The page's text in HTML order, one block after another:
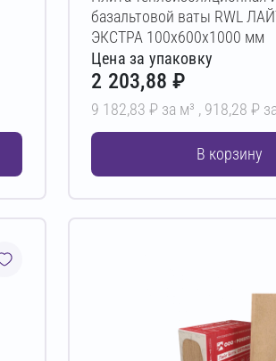
базальтовой ваты RWL
ЭКСТРА 100х600х1000 мм
Цена за упаковку
2 203,88 ₽
9 182,83 ₽ за м³ , 918,28 ₽
В корзину